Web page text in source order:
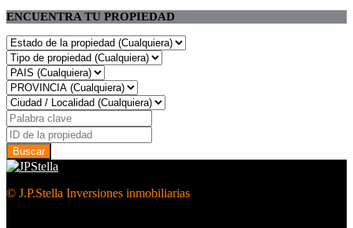
ENCUENTRA TU PROPIEDAD
© J.P.Stella Inversiones inmobiliarias